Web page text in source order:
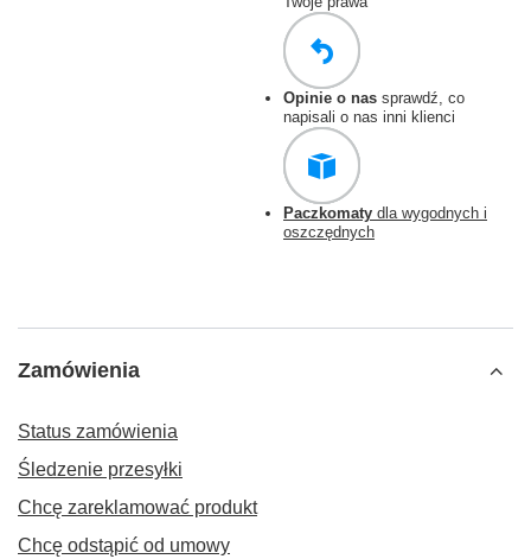
Opinie o nas sprawdź, co
napisali o nas inni klienci
Paczkomaty dla wygodnych i
oszczędnych
Zamówienia
Status zamówienia
Śledzenie przesyłki
Chcę zareklamować produkt
Chcę odstąpić od umowy